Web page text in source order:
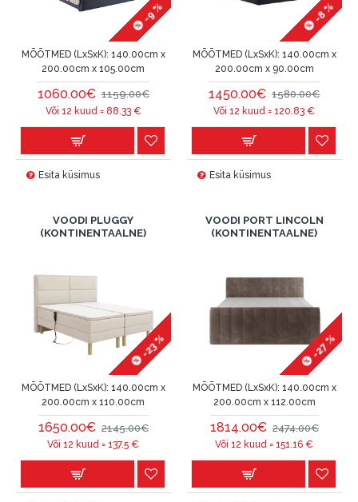
-9 %
MÕÕTMED (LxSxK): 140.00cm x
200.00cm x 105.00cm
1060.00€ 1159.00€
Või 12 kuud = 88.33€
Esita küsimus
-8 %
MÕÕTMED (LxSxK): 140.00cm x
200.00cm x 90.00cm
1450.00€ 1580.00€
Või 12 kuud =120.83 €
Esita küsimus
VOODI PLUGGY
(KONTINENTAALNE)
-23 %
MÕÕTMED (LxSxK): 140.00cm x
200.00cm x 110.00cm
1650.00€ 2145.00€
Või 12 kuud =137.5 €
VOODI PORT LINCOLN
(KONTINENTAALNE)
-27 %
MÕÕTMED (LxSxK): 140.00cm x
200.00cm x 112.00cm
1814.00€ 2474.00€
Või 12 kuud =151.16 €